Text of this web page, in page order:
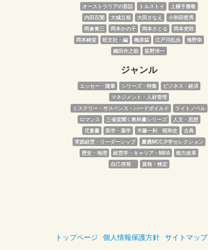
オーストラリアの昔話
トルストイ
上横手雅敬
内田百閒
大城立裕 大田さなえ
小和田哲男
岡倉覚三
岡本かの子 岡本さとる
岡本吏郎
岡本綺堂
旺文社・編 梅原猛 江戸川乱歩
海野幸
織田作之助
荻野洋一
ジャンル
エッセー・随筆 シリーズ・特集
ビジネス・経済
マネジメント・人材管理
ミステリー・サスペンス・ハードボイルド
ライトノベル
ロマンス
三省堂聞く教科書シリーズ
人文・思想
児童書
医学・薬学 半藤一利　昭和史
古典
実践経営・リーダーシップ
慶應MCC夕学セレクション
歴史・地理
経営学・キャリア・MBA
能力改革
自己啓発
資格・検定
トップページ 個人情報保護方針 サイトマップ